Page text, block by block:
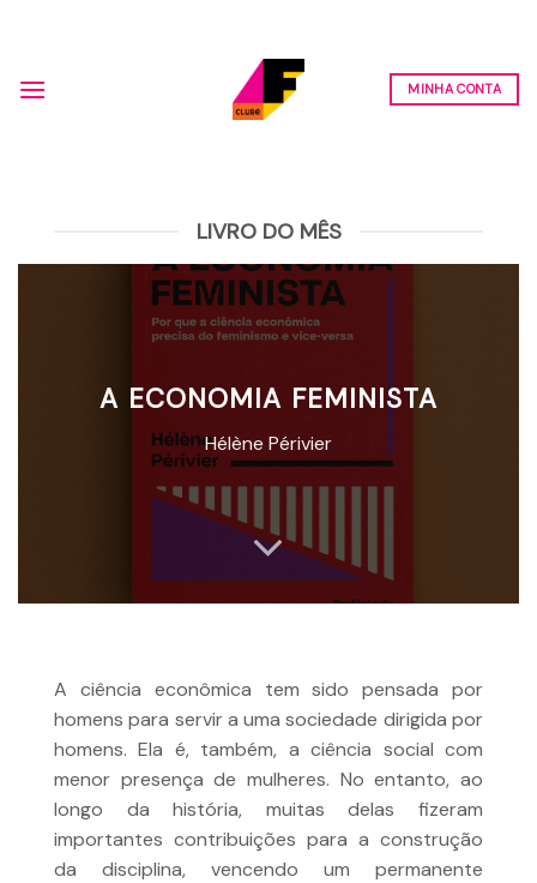
MINHA CONTA
LIVRO DO MÊS
A ECONOMIA FEMINISTA
Hélène Périvier
A ciência econômica tem sido pensada por
homens para servir a uma sociedade dirigida por
homens. Ela é, também, a ciência social com
menor presença de mulheres. No entanto, ao
longo da história, muitas delas fizeram
importantes contribuições para a construção
da disciplina, vencendo um permanente